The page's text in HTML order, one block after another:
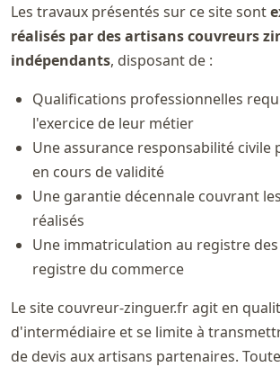
Les travaux présentés sur ce site sont
réalisés par des artisans couvreurs
indépendants, disposant de :
Qualifications professionnelles
l'exercice de leur métier
Une assurance responsabilité civile
en cours de validité
Une garantie décennale couvrant
réalisés
Une immatriculation au registre
registre du commerce
Le site couvreur-zinguer.fr agit en
d'intermédiaire et se limite à
de devis aux artisans partenaires.